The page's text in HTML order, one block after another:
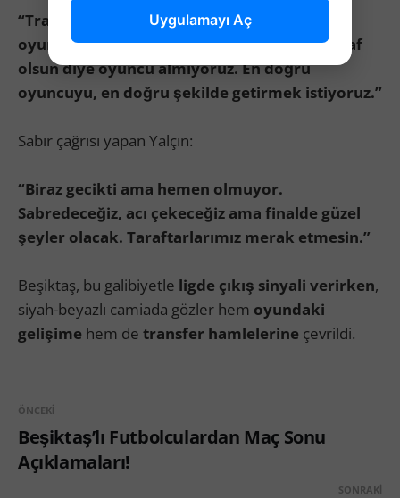
“Transfer için çalışıyoruz. Şu ana kadar 7
oyuncu alabilirdik ama sakin olmak lazım. Laf
olsun diye oyuncu almıyoruz. En doğru
oyuncuyu, en doğru şekilde getirmek istiyoruz.”
Sabır çağrısı yapan Yalçın:
“Biraz gecikti ama hemen olmuyor.
Sabredeceğiz, acı çekeceğiz ama finalde güzel
şeyler olacak. Taraftarlarımız merak etmesin.”
Beşiktaş, bu galibiyetle ligde çıkış sinyali verirken,
siyah-beyazlı camiada gözler hem oyundaki
gelişime hem de transfer hamlelerine çevrildi.
ÖNCEKI
Beşiktaş’lı Futbolculardan Maç Sonu
Açıklamaları!
SONRAKI
Uygulamayı Aç